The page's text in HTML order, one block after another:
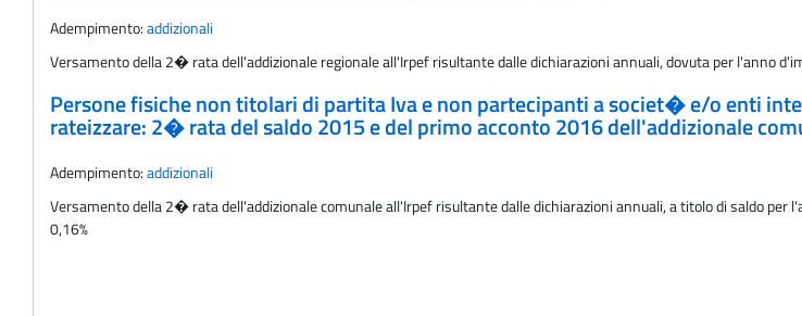
Adempimento:addizionali
Versamento della 2� rata dell'addizionale regionale all'Irpef risultante dalle dichiarazioni annuali, dovuta per l'anno
Persone fisiche non titolari di partita Iva e non partecipanti a societ� e/o enti
rateizzare: 2� rata del saldo 2015 e del primo acconto 2016 dell'addizionale
Adempimento:addizionali
Versamento della 2� rata dell'addizionale comunale all'Irpef risultante dalle dichiarazioni annuali, a titolo di saldo
0,16%